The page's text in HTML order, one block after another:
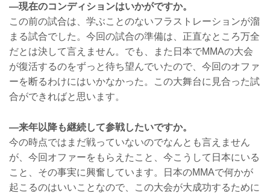
—現在のコンディションはいかがですか。
この前の試合は、学ぶことのないフラストレーションが溜
まる試合でした。今回の試合の準備は、正直なところ万全
だとは決して言えません。でも、また日本でMMAの大会
が復活するのをずっと待ち望んでいたので、今回のオファ
ーを断るわけにはいかなかった。この大舞台に見合った試
合ができればと思います。
—来年以降も継続して参戦したいですか。
今の時点ではまだ戦っていないのでなんとも言えません
が、今回オファーをもらえたこと、今こうして日本にいる
こと、その事実に興奮しています。日本のMMAで何かが
起こるのはいいことなので、この大会が大成功するために